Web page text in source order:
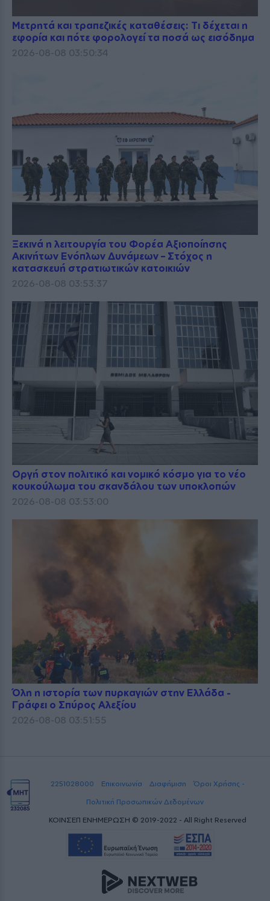
Μετρητά και τραπεζικές καταθέσεις: Τι δέχεται η
εφορία και πότε φορολογεί τα ποσά ως εισόδημα
2026-08-08 03:50:34
Ξεκινά η λειτουργία του Φορέα Αξιοποίησης
Ακινήτων Ενόπλων Δυνάμεων – Στόχος η
κατασκευή στρατιωτικών κατοικιών
2026-08-08 03:53:37
Οργή στον πολιτικό και νομικό κόσμο για το νέο
κουκούλωμα του σκανδάλου των υποκλοπών
2026-08-08 03:53:00
Όλη η ιστορία των πυρκαγιών στην Ελλάδα -
Γράφει ο Σπύρος Αλεξίου
2026-08-08 03:51:55
2251028000 Επικοινωνία Διαφήμιση
Όροι Χρήσης -
Πολιτική Προσωπικών Δεδομένων
ΚΟΙΝΣΕΠ ΕΝΗΜΕΡΩΣΗ © 2019-2022 - All Right Reserved